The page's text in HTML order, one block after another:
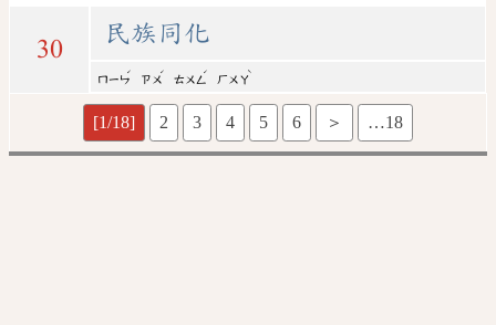
30
民族同化
ㄇㄧㄣ
ˊ
ㄗㄨ
ˊ
ㄊㄨㄥ
ˊ
ㄏㄨㄚ
ˋ
[1/18] 2 3 4 5 6 ＞ …18